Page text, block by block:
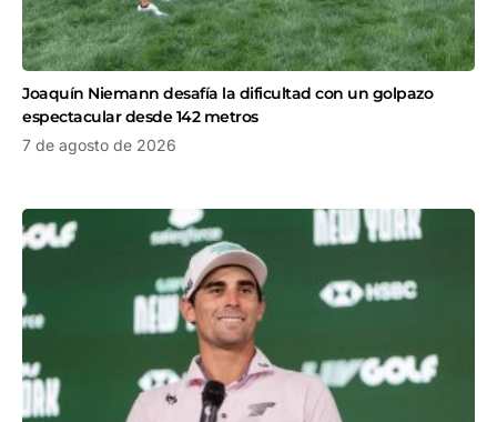
Joaquín Niemann desafía la dificultad con un golpazo
espectacular desde 142 metros
7 de agosto de 2026